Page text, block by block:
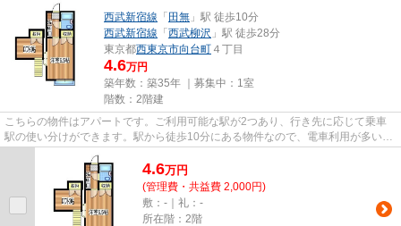
西武新宿線 「 田無 」駅 徒歩10分
西武新宿線 「 西武柳沢 」駅 徒歩28分
東京都西東京市向台町 ４丁目
4.6万円
築年数：築35年 ｜募集中： 1室
階数：2階建
こちらの物件はアパートです。ご利用可能な駅が2つあり、行き先に応じて乗車
駅の使い分けができます。駅から徒歩10分にある物件なので、電車利用が多い方
にオススメです。VERUSから物...
4.6万円
(管理費・共益費 2,000円)
敷：-｜礼：-
所在階：2階